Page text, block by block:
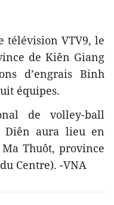
télévision VTV9, le
de Kiên Giang
d’engrais Binh
équipes.
de volley-ball
Diên aura lieu en
Thuôt, province
Centre). -VNA